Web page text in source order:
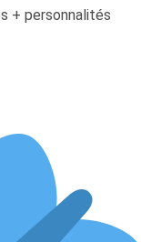
+ personnalités